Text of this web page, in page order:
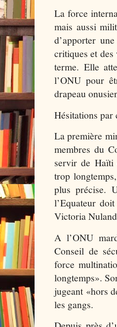
La force
mais aussi
d’apporter
critiques et
terme. Elle
l’ONU pour
drapeau
Hésitations
La première
membres du
servir de Haïti
trop
plus précise.
l’Equateur
Victoria
A l’ONU
Conseil de
force
longtemps».
jugeant «hors
les gangs.